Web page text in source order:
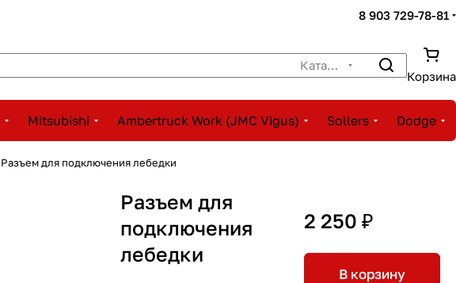
8 903 729-78-81
Корзина
Mitsubishi Ambertruck Work (JMC Vigus) Sollers Dodge
Разъем для подключения лебедки
Разъем для
подключения
лебедки
2 250 ₽
В корзину